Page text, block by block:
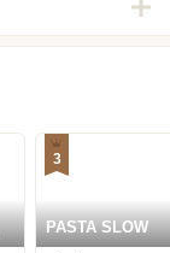
3
PASTA SLOW